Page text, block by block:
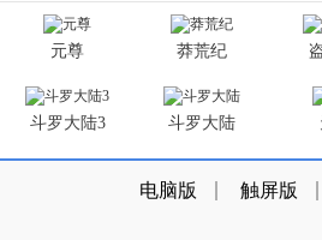
元尊 莽荒纪
斗罗大陆3 斗罗大陆
电脑版 触屏版